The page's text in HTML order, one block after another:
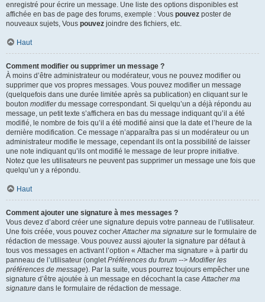
enregistré pour écrire un message. Une liste des options disponibles est
affichée en bas de page des forums, exemple : Vous pouvez poster de
nouveaux sujets, Vous pouvez joindre des fichiers, etc.
Haut
Comment modifier ou supprimer un message ?
À moins d’être administrateur ou modérateur, vous ne pouvez modifier ou
supprimer que vos propres messages. Vous pouvez modifier un message
(quelquefois dans une durée limitée après sa publication) en cliquant sur le
bouton modifierdu message correspondant. Si quelqu’un a déjà répondu au
message, un petit texte s’affichera en bas du message indiquant qu’il a été
modifié, le nombre de fois qu’il a été modifié ainsi que la date et l’heure de la
dernière modification. Ce message n’apparaîtra pas si un modérateur ou un
administrateur modifie le message, cependant ils ont la possibilité de laisser
une note indiquant qu’ils ont modifié le message de leur propre initiative.
Notez que les utilisateurs ne peuvent pas supprimer un message une fois que
quelqu’un y a répondu.
Haut
Comment ajouter une signature à mes messages ?
Vous devez d’abord créer une signature depuis votre panneau de l’utilisateur.
Une fois créée, vous pouvez cocherAttacher ma signature sur le formulaire de
rédaction de message. Vous pouvez aussi ajouter la signature par défaut à
tous vos messages en activant l’option « Attacher ma signature » à partir du
panneau de l’utilisateur (ongletPréférences du forum --> Modifier les
préférences de message). Par la suite, vous pourrez toujours empêcher une
signature d’être ajoutée à un message en décochant la caseAttacher ma
signature dans le formulaire de rédaction de message.